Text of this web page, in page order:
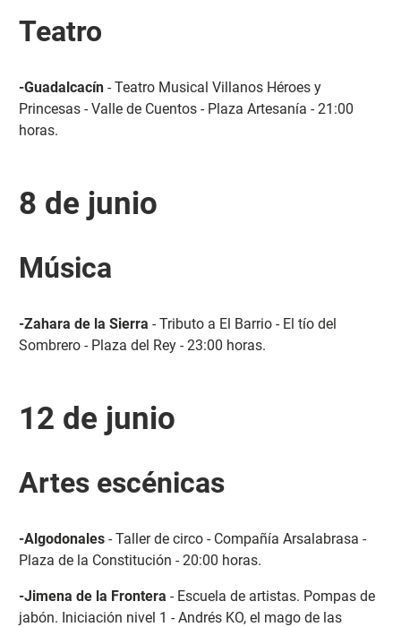
Teatro
-Guadalcacín- Teatro Musical Villanos Héroes y
Princesas - Valle de Cuentos - Plaza Artesanía - 21:00
horas.
8 de junio
Música
-Zahara de la Sierra - Tributo a El Barrio - El tío del
Sombrero - Plaza del Rey - 23:00 horas.
12 de junio
Artes escénicas
-Algodonales- Taller de circo - Compañía Arsalabrasa -
Plaza de la Constitución - 20:00 horas.
-Jimena de la Frontera - Escuela de artistas. Pompas de
jabón. Iniciación nivel 1 - Andrés KO, el mago de las